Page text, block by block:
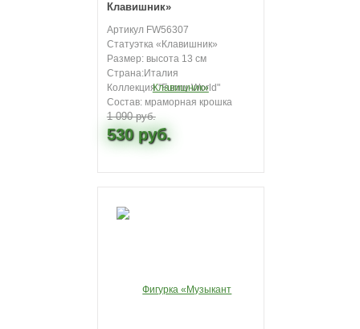
Клавишник»
Артикул FW56307
Статуэтка «Клавишник»
Размер: высота 13 см
Страна:Италия
Коллекция "Funny World"
Состав: мраморная крошка
1 090 руб.
530 руб.